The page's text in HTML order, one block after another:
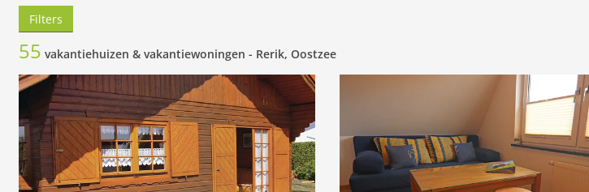
Filters
55 vakantiehuizen & vakantiewoningen - Rerik, Oostzee